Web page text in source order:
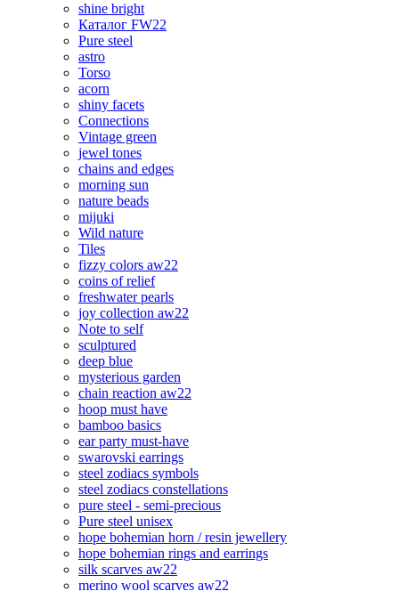
shine bright
Каталог FW22
Pure steel
astro
Torso
acorn
shiny facets
Connections
Vintage green
jewel tones
chains and edges
morning sun
nature beads
mijuki
Wild nature
Tiles
fizzy colors aw22
coins of relief
freshwater pearls
joy collection aw22
Note to self
sculptured
deep blue
mysterious garden
chain reaction aw22
hoop must have
bamboo basics
ear party must-have
swarovski earrings
steel zodiacs symbols
steel zodiacs constellations
pure steel - semi-precious
Pure steel unisex
hope bohemian horn / resin jewellery
hope bohemian rings and earrings
silk scarves aw22
merino wool scarves aw22